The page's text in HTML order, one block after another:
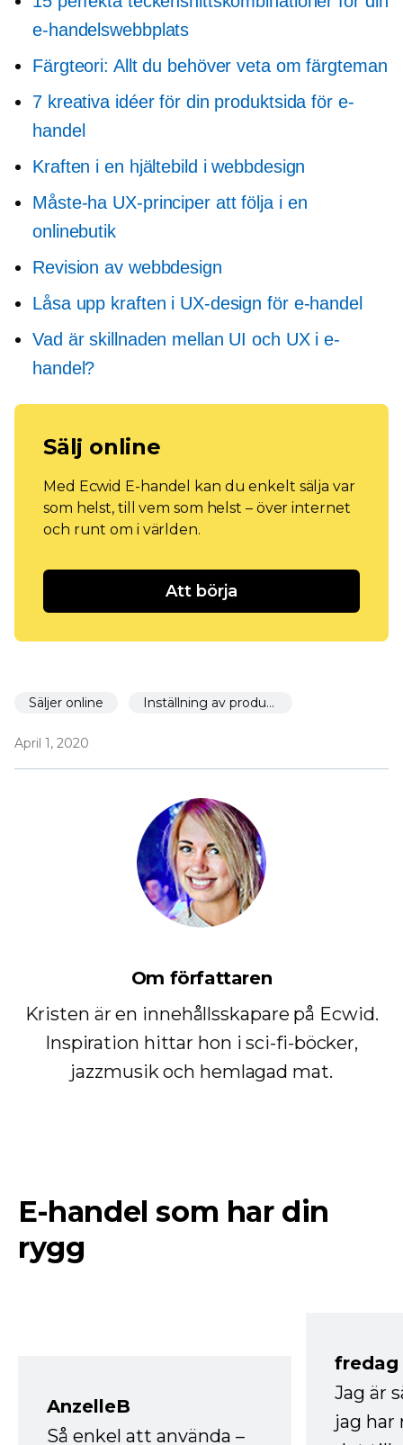
e-handelswebbplats
Färgteori: Allt du behöver veta om färgteman
7 kreativa idéer för din produktsida för e-
handel
Kraften i en hjältebild i webbdesign
Måste-ha UX-principer att följa i en
onlinebutik
Revision av webbdesign
Låsa upp kraften i UX-design för e-handel
Vad är skillnaden mellan UI och UX i e-
handel?
Sälj online
Med Ecwid E-handel kan du enkelt sälja var
som helst, till vem som helst – över internet
och runt om i världen.
Att börja
Säljer online Inställning av produktsida
April 1, 2020
Om författaren
Kristen är en innehållsskapare på Ecwid.
Inspiration hittar hon i sci-fi-böcker,
jazzmusik och hemlagad mat.
E-handel som har din
rygg
AnzelleB
Så enkel att använda –
fredag
Jag är
jag